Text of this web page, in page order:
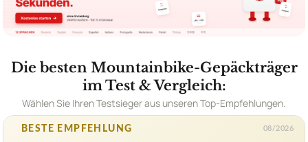
Die besten Mountainbike-Gepäckträger
im Test & Vergleich:
Wählen Sie Ihren Testsieger aus unseren Top-Empfehlungen.
BESTE EMPFEHLUNG 08/2026